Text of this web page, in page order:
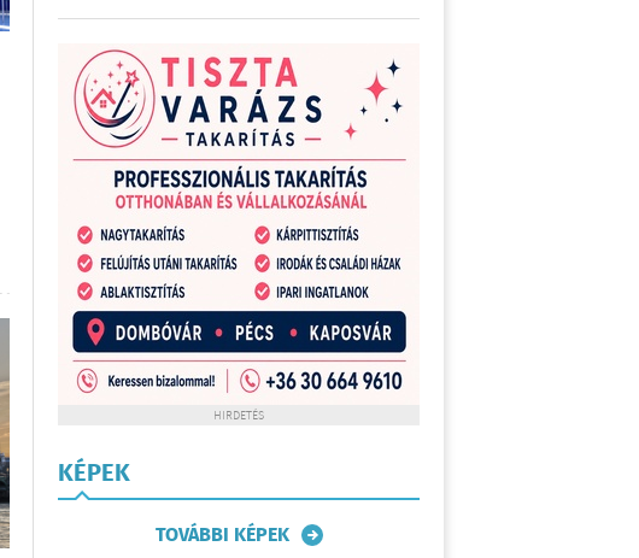
HIRDETÉS
KÉPEK
TOVÁBBI KÉPEK